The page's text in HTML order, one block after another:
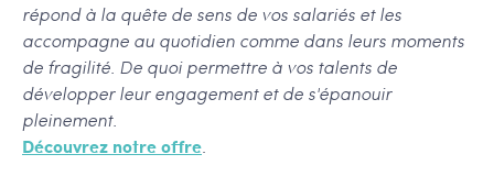
répond à la quête de sens de vos salariés et les
accompagne au quotidien comme dans leurs moments
de fragilité. De quoi permettre à vos talents de
développer leur engagement et de s'épanouir
pleinement.
Découvrez notre offre.